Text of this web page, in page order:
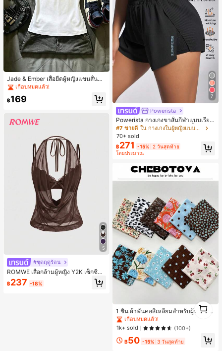
Jade & Ember เสื้อยืดผู้หญิงแขนสั้นสีตั
ดกันแบบแร็กแลน ดีไซน์กระดุมกบ สำห
รับฤดูร้อน
#6 ขายดี ใน ใหม่ เสื้อยืดผู้หญิง
เกือบหมดแล้ว!
#6 ขายดี ใน ใหม่ เสื้อยืดผู้หญิง
เกือบหมดแล้ว!
#6 ขายดี ใน ใหม่ เสื้อยืดผู้หญิง
เกือบหมดแล้ว!
#6 ขายดี
฿169
5
#ชุดฤดูร้อน
ROMWE เสื้อกล้ามผู้หญิง Y2K เซ็กซี่สไ
ตล์สาวฮอต มินิมอล คอวีลึก คอคาวบอ
ย ย้อนยุค เปิดหลัง สายคล้องคอ (รวมชั้
฿237 -18%
7
Powerista
Powerista กางเกงขาสั้นกีฬาแบบเรียบ
ง่าย สไตล์วันทุกวัน กางเกงขาสั้นสบาย
พร้อมเสวตเตอร์
#7 ขายดี
ใน กางเกงในผู้หญิงแบบแอคทีฟ
70+ sold
฿271 -15% 2 วันสุดท้าย
โดยประมาณ
1 ชิ้น ผ้าพันคอสี่เหลี่ยมสำหรับผู้หญิง, วั
สดุผ้าลินิน, ลายพิมพ์ดอกไม้สด, ตกแต่ง
สไตล์วินเทจ, สามารถใช้เป็นผ้าพันศีรษ
ะ, ที่คาดผม หรือเครื่องประดับผม, สำหรั
บเดินทาง, ปาร์ตี้
เกือบหมดแล้ว!
#1 ขายดี ใน หลากสี ที่คาดผม
เกือบหมดแล้ว!
#1 ขายดี ใน หลากสี ที่คาดผม
เกือบหมดแล้ว!
#1 ขายดี
เกือบหมดแล้ว!
1k+ sold (100+)
฿50 -15% 3 วันสุดท้าย
1
1